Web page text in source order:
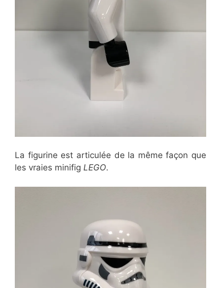
La figurine est articulée de la même façon que
les vraies minifig LEGO.